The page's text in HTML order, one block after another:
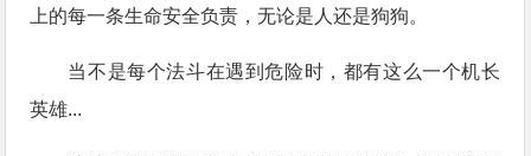
上的每一条生命安全负责，无论是人还是狗狗。
当不是每个法斗在遇到危险时，都有这么一个机长
英雄...